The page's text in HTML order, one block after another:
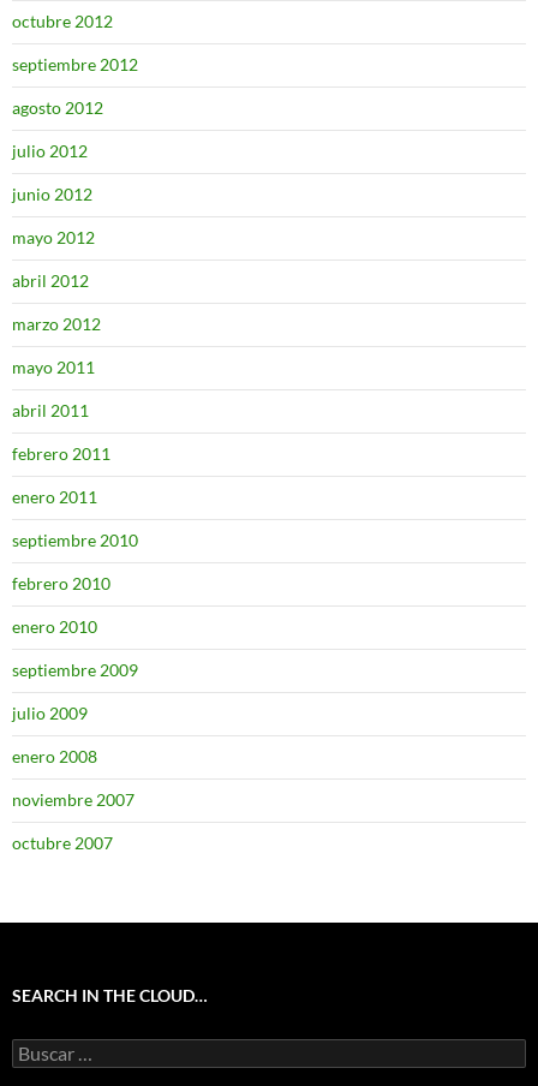
octubre 2012
septiembre 2012
agosto 2012
julio 2012
junio 2012
mayo 2012
abril 2012
marzo 2012
mayo 2011
abril 2011
febrero 2011
enero 2011
septiembre 2010
febrero 2010
enero 2010
septiembre 2009
julio 2009
enero 2008
noviembre 2007
octubre 2007
SEARCH IN THE CLOUD…
Buscar: